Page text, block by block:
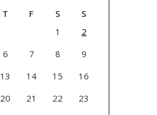
T F S
S
1
2
6 7 8
9
13 14 15
16
20 21 22
23